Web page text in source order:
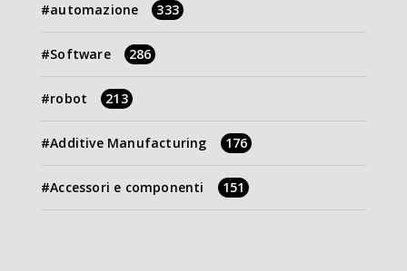
automazione 333
Software 286
robot 213
Additive Manufacturing 176
Accessori e componenti 151